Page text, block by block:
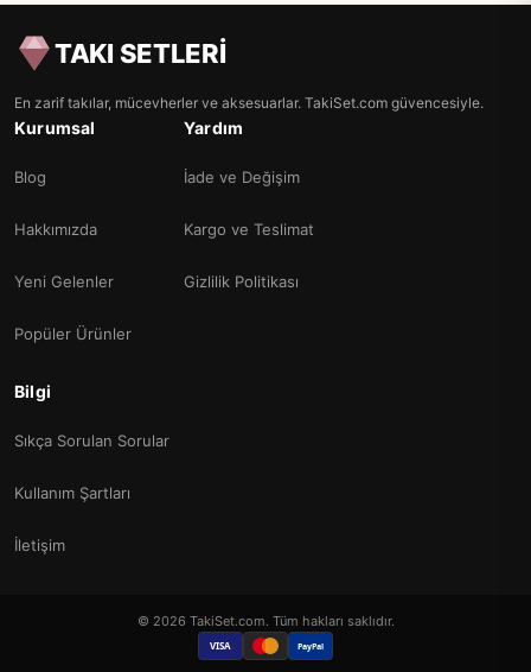
TAKI SETLERİ
En zarif takılar, mücevherler ve aksesuarlar. TakiSet.com güvencesiyle.
Kurumsal
Blog
Hakkımızda
Yeni Gelenler
Popüler Ürünler
Yardım
İade ve Değişim
Kargo ve Teslimat
Gizlilik Politikası
Bilgi
Sıkça Sorulan Sorular
Kullanım Şartları
İletişim
© 2026 TakiSet.com. Tüm hakları saklıdır.
VISA PayPal